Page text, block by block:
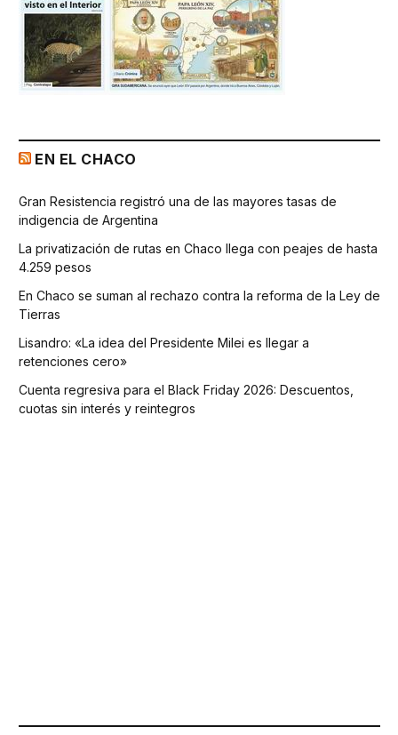
EN EL CHACO
Gran Resistencia registró una de las mayores tasas de
indigencia de Argentina
La privatización de rutas en Chaco llega con peajes de hasta
4.259 pesos
En Chaco se suman al rechazo contra la reforma de la Ley de
Tierras
Lisandro: «La idea del Presidente Milei es llegar a
retenciones cero»
Cuenta regresiva para el Black Friday 2026: Descuentos,
cuotas sin interés y reintegros